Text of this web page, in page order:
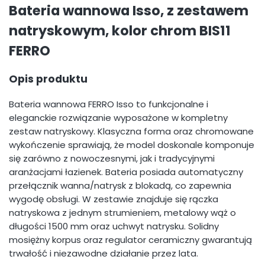
Bateria wannowa Isso, z zestawem
natryskowym, kolor chrom BIS11
FERRO
Opis produktu
Bateria wannowa FERRO Isso to funkcjonalne i
eleganckie rozwiązanie wyposażone w kompletny
zestaw natryskowy. Klasyczna forma oraz chromowane
wykończenie sprawiają, że model doskonale komponuje
się zarówno z nowoczesnymi, jak i tradycyjnymi
aranżacjami łazienek. Bateria posiada automatyczny
przełącznik wanna/natrysk z blokadą, co zapewnia
wygodę obsługi. W zestawie znajduje się rączka
natryskowa z jednym strumieniem, metalowy wąż o
długości 1500 mm oraz uchwyt natrysku. Solidny
mosiężny korpus oraz regulator ceramiczny gwarantują
trwałość i niezawodne działanie przez lata.